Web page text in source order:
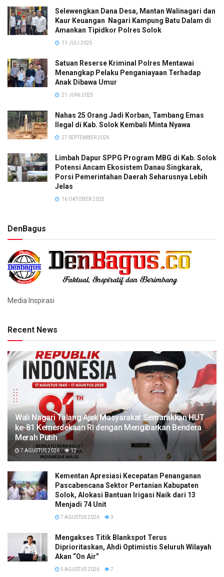
Selewengkan Dana Desa, Mantan Walinagari dan
Kaur Keuangan Nagari Kampung Batu Dalam di
Amankan Tipidkor Polres Solok
11 JULI 2025
Satuan Reserse Kriminal Polres Mentawai
Menangkap Pelaku Penganiayaan Terhadap
Anak Dibawa Umur
21 JUNI 2025
Nahas 25 Orang Jadi Korban, Tambang Emas
Ilegal di Kab. Solok Kembali Minta Nyawa
27 SEPTEMBER 2024
Limbah Dapur SPPG Program MBG di Kab. Solok
Potensi Ancam Ekosistem Danau Singkarak,
Porsi Pemerintahan Daerah Seharusnya Lebih
Jelas
16 OKTOBER 2025
DenBagus
Media Inspirasi
Recent News
Wali Nagari Talang Ajak Masyarakat Semarakkan HUT
ke-81 Kemerdekaan RI dengan Mengibarkan Bendera
Merah Putih
7 AGUSTUS 2026 12
Kementan Apresiasi Kecepatan Penanganan
Pascabencana Sektor Pertanian Kabupaten
Solok, Alokasi Bantuan Irigasi Naik dari 13
Menjadi 74 Unit
7 AGUSTUS 2026 3
Mengakses Titik Blankspot Terus
Diprioritaskan, Ahdi Optimistis Seluruh Wilayah
Akan “On Air”
5 AGUSTUS 2026 7